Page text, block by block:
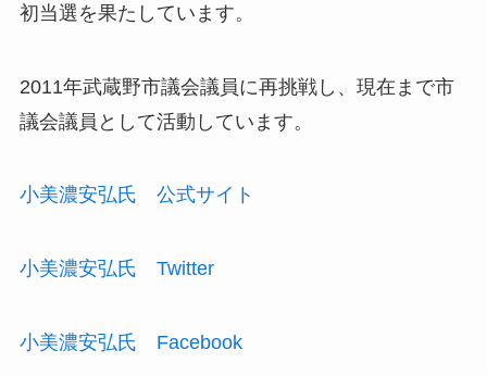
初当選を果たしています。
2011年武蔵野市議会議員に再挑戦し、現在まで市
議会議員として活動しています。
小美濃安弘氏 公式サイト
小美濃安弘氏 Twitter
小美濃安弘氏 Facebook